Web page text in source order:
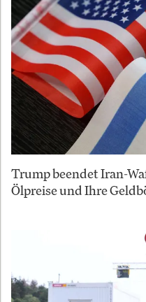
Trump beendet Iran-
Ölpreise und Ihre